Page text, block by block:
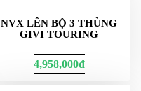
NVX LÊN BỘ 3 THÙNG
GIVI TOURING
4,958,000đ